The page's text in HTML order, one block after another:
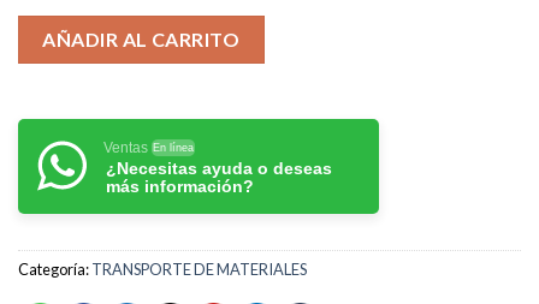
AÑADIR AL CARRITO
Ventas En línea
¿Necesitas ayuda o deseas
más información?
Categoría:TRANSPORTE DE MATERIALES